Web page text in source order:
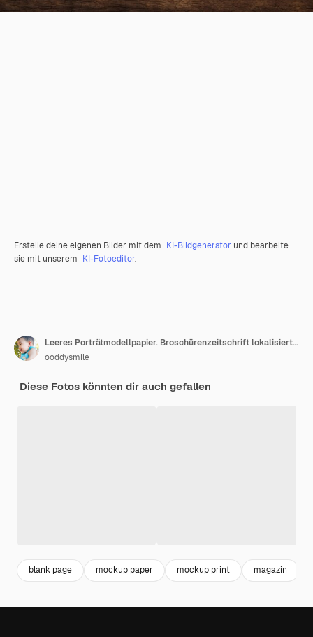
Erstelle deine eigenen Bilder mit dem KI-Bildgenerator und bearbeite
sie mit unserem KI-Fotoeditor.
Leeres Porträtmodellpapier. Broschürenzeitschrift lokalisiert auf braunem Holztisch
ooddysmile
Diese Fotos könnten dir auch gefallen
blank page mockup paper mockup print magazin